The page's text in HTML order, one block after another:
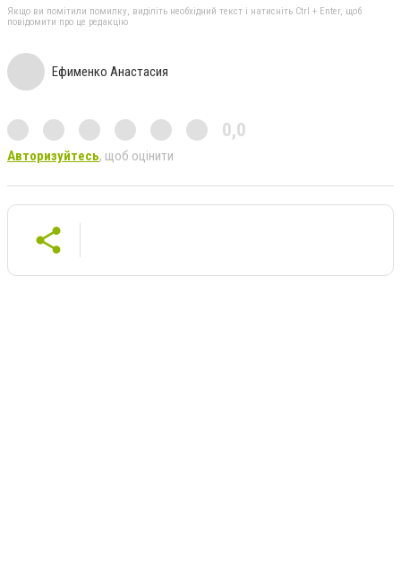
Якщо ви помітили помилку, виділіть необхідний текст і натисніть Ctrl + Enter, щоб
повідомити про це редакцію
Ефименко Анастасия
0,0
Авторизуйтесь, щоб оцінити